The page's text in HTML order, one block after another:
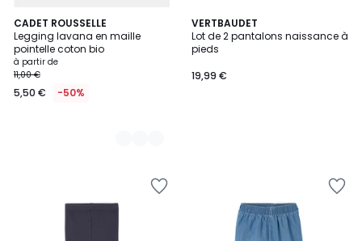
CADET ROUSSELLE
Legging lavana en maille
pointelle coton bio
à partir de
11,00 €
5,50 € -50%
2
Couleurs
VERTBAUDET
Lot de 2 pantalons naissance à
pieds
19,99 €